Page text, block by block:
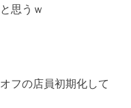
思うｗ
フの店員初期化して